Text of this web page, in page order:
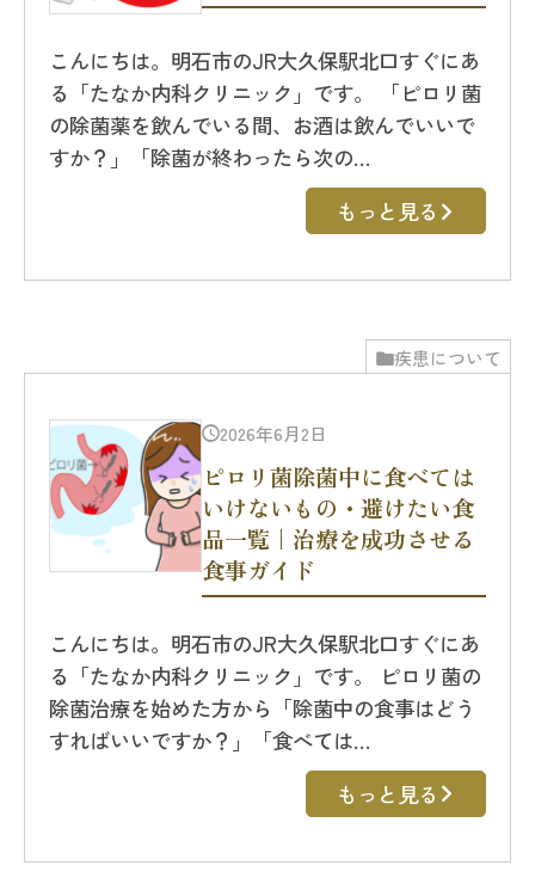
こんにちは。明石市のJR大久保駅北口すぐにあ
る「たなか内科クリニック」です。 「ピロリ菌
の除菌薬を飲んでいる間、お酒は飲んでいいで
すか？」「除菌が終わったら次の…
もっと見る
疾患について
2026年6月2日
ピロリ菌除菌中に食べては
いけないもの・避けたい食
品一覧｜治療を成功させる
食事ガイド
こんにちは。明石市のJR大久保駅北口すぐにあ
る「たなか内科クリニック」です。 ピロリ菌の
除菌治療を始めた方から「除菌中の食事はどう
すればいいですか？」「食べては…
もっと見る